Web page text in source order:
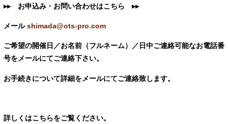
▸▸ お申込み・お問い合わせはこちら ▸▸
メールshimada@ots-pro.com
ご希望の開催日／お名前（フルネーム）／日中ご連絡可能なお電話番
号をメールにてご連絡下さい。
お手続きについて詳細をメールにてご連絡致します。
詳しくはこちらをご覧ください。